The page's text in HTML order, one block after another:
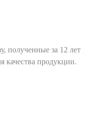
полученные за 12 лет
качества продукции.